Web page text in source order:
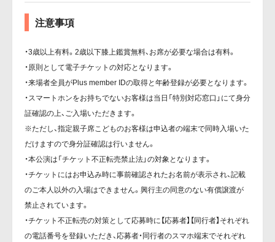
注意事項
・3歳以上有料。2歳以下膝上鑑賞無料、お席が必要な場合は有料。
・原則として電子チケットの対応となります。
・来場者全員がPlus member IDの取得と年齢登録が必要となります。
・スマートホンをお持ちでないお客様は当日「特別対応窓口」にて身分
証確認の上、ご入場いただきます。
※ただし、指定親子席こどものお客様は申込者の端末で同時入場いた
だけますので身分証確認は行いません。
・本公演は「チケット不正転売禁止法」の対象となります。
・チケットにはお申込み時に事前確認されたお名前が表示され、記載
のご本人以外の入場はできません。興行主の同意のない有償譲渡が
禁止されています。
・チケット不正転売の対策として応募時に【応募者】【同行者】それぞれ
の電話番号を登録いただき、応募者・同行者のスマホ端末でそれぞれ